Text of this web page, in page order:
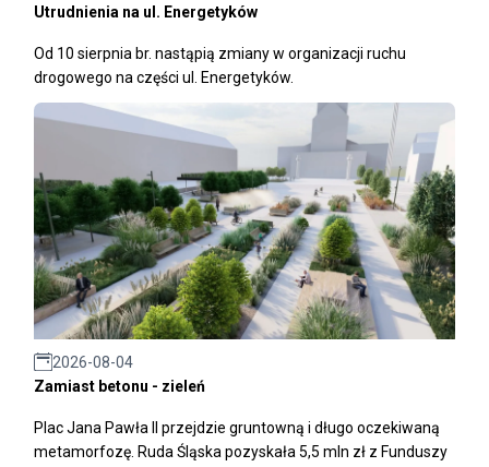
Utrudnienia na ul. Energetyków
Od 10 sierpnia br. nastąpią zmiany w organizacji ruchu
drogowego na części ul. Energetyków.
2026-08-04
Zamiast betonu - zieleń
Plac Jana Pawła II przejdzie gruntowną i długo oczekiwaną
metamorfozę. Ruda Śląska pozyskała 5,5 mln zł z Funduszy